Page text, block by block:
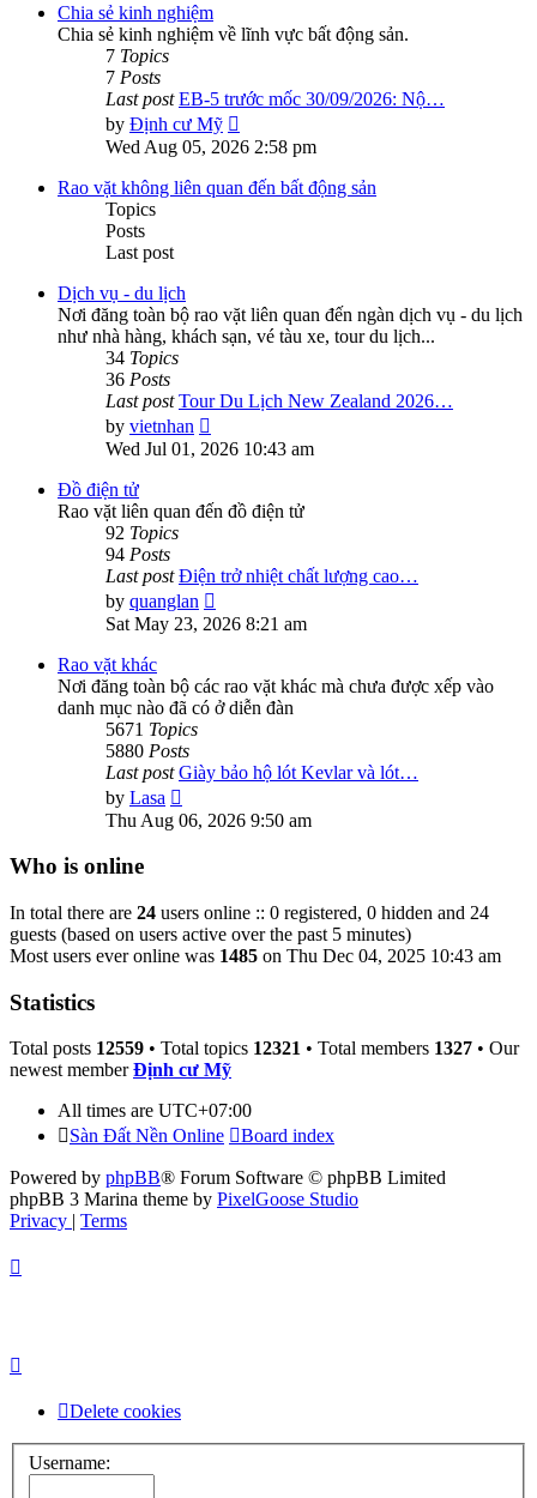
Chia sẻ kinh nghiệm
Chia sẻ kinh nghiệm về lĩnh vực bất động sản.
7 Topics
7 Posts
Last post EB-5 trước mốc 30/09/2026: Nộ…
by Định cư Mỹ
the
post
Wed Aug 05, 2026 2:58 pm
Rao vặt không liên quan đến bất động sản
Topics
Posts
Last post
Dịch vụ - du lịch
Nơi đăng toàn bộ rao vặt liên quan đến ngàn dịch vụ - du lịch
như nhà hàng, khách sạn, vé tàu xe, tour du lịch...
34 Topics
36 Posts
Last post Tour Du Lịch New Zealand 2026…
by vietnhan
the
Wed Jul 01, 2026 10:43 am
Đồ điện tử
Rao vặt liên quan đến đồ điện tử
92 Topics
94 Posts
Last post Điện trở nhiệt chất lượng cao…
by quanglan
the
Sat May 23, 2026 8:21 am
Rao vặt khác
Nơi đăng toàn bộ các rao vặt khác mà chưa được xếp vào
danh mục nào đã có ở diễn đàn
5671 Topics
5880 Posts
Last post Giày bảo hộ lót Kevlar và lót…
by Lasa
the
latest
Thu Aug 06, 2026 9:50 am
Who is online
In total there are 24 users online :: 0 registered, 0 hidden and 24
guests (based on users active over the past 5 minutes)
Most users ever online was 1485 on Thu Dec 04, 2025 10:43 am
Statistics
Total posts 12559 • Total topics 12321 • Total members 1327 • Our
newest memberĐịnh cư Mỹ
All times are UTC+07:00
Sàn Đất Nền Online
Board index
Powered by phpBB® Forum Software © phpBB Limited
phpBB 3 Marina theme by PixelGoose Studio
Privacy
Terms
Delete cookies
Username: